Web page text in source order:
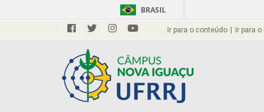
BRASIL
Ir para o conteúdo Ir para